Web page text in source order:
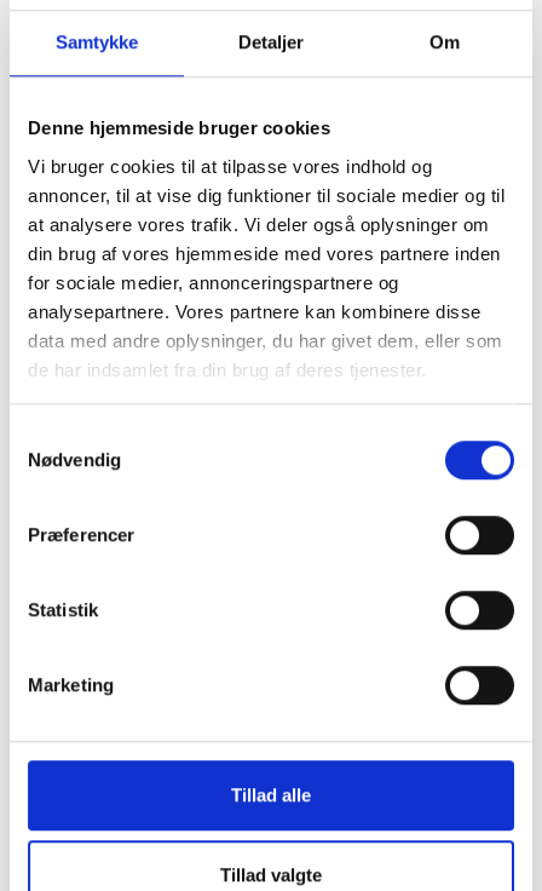
Samtykke Detaljer Om
Denne hjemmeside bruger cookies
Vi bruger cookies til at tilpasse vores indhold og
annoncer, til at vise dig funktioner til sociale medier og til
at analysere vores trafik. Vi deler også oplysninger om
din brug af vores hjemmeside med vores partnere inden
for sociale medier, annonceringspartnere og
analysepartnere. Vores partnere kan kombinere disse
data med andre oplysninger, du har givet dem, eller som
de har indsamlet fra din brug af deres tjenester.
Nødvendig
Præferencer
Statistik
Marketing
Tillad alle
Tillad valgte
Handleplaner
Beredskabsplan
Kontakt os
Ingolf Nielsens Vej 17
E-mail:
Mandag - onsdag: 10.00 - 15.00
Torsdag: 10.00 - 17.00